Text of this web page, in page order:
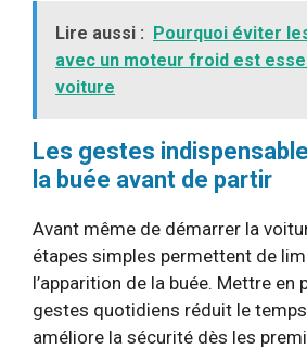
Lire aussi : Pourquoi éviter
avec un moteur froid est
voiture
Les gestes
la buée avant de partir
Avant même de démarrer la
étapes simples permettent de
l’apparition de la buée. Mettre en
gestes quotidiens réduit le
améliore la sécurité dès les